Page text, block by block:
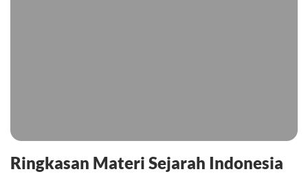
Ringkasan Materi Sejarah Indonesia